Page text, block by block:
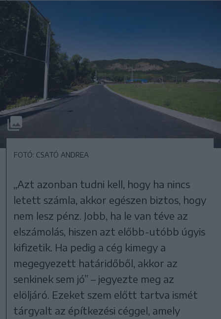
FOTÓ: CSATÓ ANDREA
„Azt azonban tudni kell, hogy ha nincs
letett számla, akkor egészen biztos, hogy
nem lesz pénz. Jobb, ha le van téve az
elszámolás, hiszen azt előbb-utóbb úgyis
kifizetik. Ha pedig a cég kimegy a
megegyezett határidőből, akkor az
senkinek sem jó” – jegyezte meg az
elöljáró. Ezeket szem előtt tartva ismét
tárgyalt az építkezési céggel, amely